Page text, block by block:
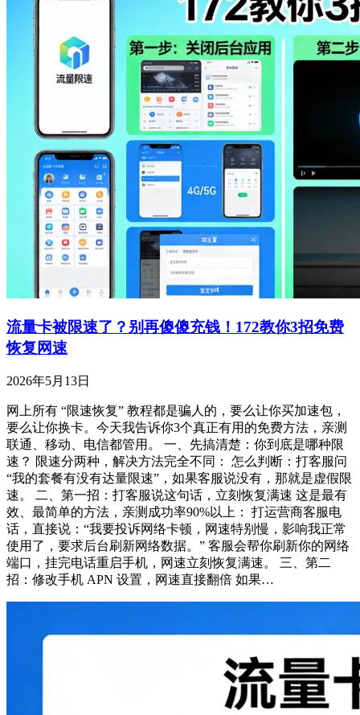
流量卡被限速了？别再傻傻充钱！172教你3招免费
恢复网速
2026年5月13日
网上所有 “限速恢复” 教程都是骗人的，要么让你买加速包，
要么让你换卡。今天我告诉你3个真正有用的免费方法，亲测
联通、移动、电信都管用。 一、先搞清楚：你到底是哪种限
速？ 限速分两种，解决方法完全不同： 怎么判断：打客服问
“我的套餐有没有达量限速”，如果客服说没有，那就是虚假限
速。 二、第一招：打客服说这句话，立刻恢复满速 这是最有
效、最简单的方法，亲测成功率90%以上： 打运营商客服电
话，直接说：“我要投诉网络卡顿，网速特别慢，影响我正常
使用了，要求后台刷新网络数据。” 客服会帮你刷新你的网络
端口，挂完电话重启手机，网速立刻恢复满速。 三、第二
招：修改手机 APN 设置，网速直接翻倍 如果…